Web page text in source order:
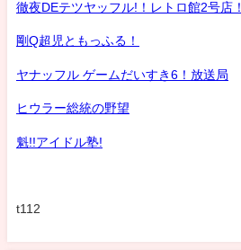
徹夜DEテツヤッフル!！レトロ館2号店！
剛Q超児ともっふる！
ヤナッフル ゲームだいすき6！放送局
ヒウラー総統の野望
魁!!アイドル塾!
t112